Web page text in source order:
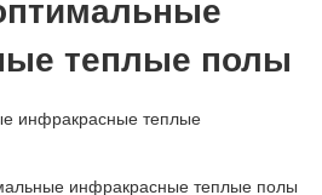
теплые полы